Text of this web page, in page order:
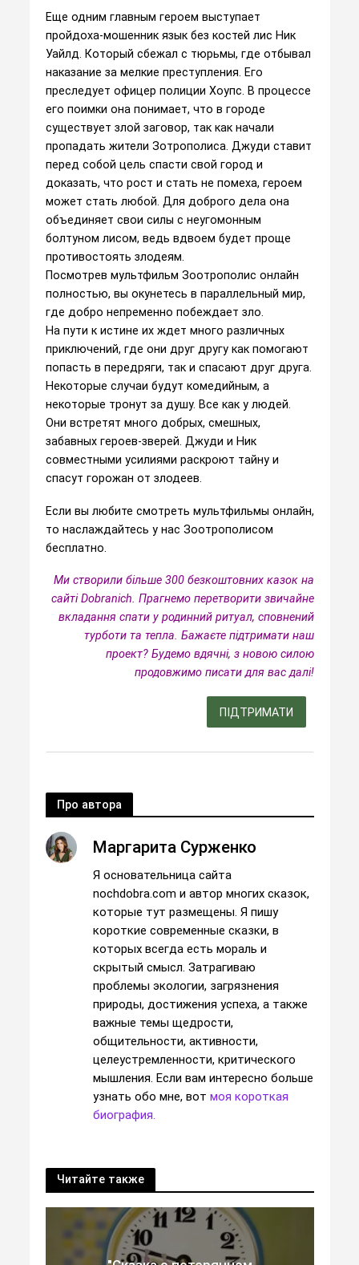
Еще одним главным героем выступает
пройдоха-мошенник язык без костей лис Ник
Уайлд. Который сбежал с тюрьмы, где отбывал
наказание за мелкие преступления. Его
преследует офицер полиции Хоупс. В процессе
его поимки она понимает, что в городе
существует злой заговор, так как начали
пропадать жители Зотрополиса. Джуди ставит
перед собой цель спасти свой город и
доказать, что рост и стать не помеха, героем
может стать любой. Для доброго дела она
объединяет свои силы с неугомонным
болтуном лисом, ведь вдвоем будет проще
противостоять злодеям.
Посмотрев мультфильм Зоотрополис онлайн
полностью, вы окунетесь в параллельный мир,
где добро непременно побеждает зло.
На пути к истине их ждет много различных
приключений, где они друг другу как помогают
попасть в передряги, так и спасают друг друга.
Некоторые случаи будут комедийным, а
некоторые тронут за душу. Все как у людей.
Они встретят много добрых, смешных,
забавных героев-зверей. Джуди и Ник
совместными усилиями раскроют тайну и
спасут горожан от злодеев.
Если вы любите смотреть мультфильмы онлайн,
то наслаждайтесь у нас Зоотрополисом
бесплатно.
Ми створили більше 300 безкоштовних казок на
сайті Dobranich. Прагнемо перетворити звичайне
вкладання спати у родинний ритуал, сповнений
турботи та тепла. Бажаєте підтримати наш
проект? Будемо вдячні, з новою силою
продовжимо писати для вас далі!
ПІДТРИМАТИ
Про автора
Маргарита Сурженко
Я основательница сайта
nochdobra.com и автор многих сказок,
которые тут размещены. Я пишу
короткие современные сказки, в
которых всегда есть мораль и
скрытый смысл. Затрагиваю
проблемы экологии, загрязнения
природы, достижения успеха, а также
важные темы щедрости,
общительности, активности,
целеустремленности, критического
мышления. Если вам интересно больше
узнать обо мне, вот моя короткая
биография.
Читайте также